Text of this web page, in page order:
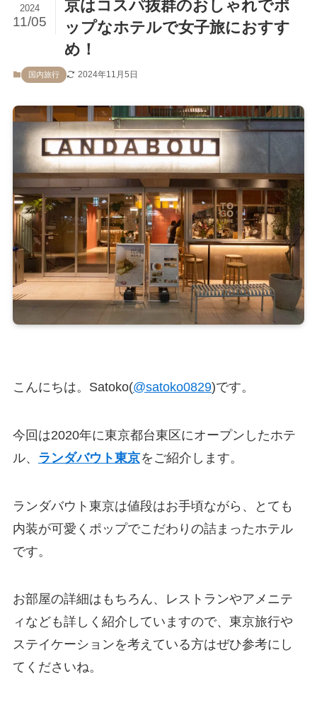
京はコスパ抜群のおしゃれでポ
ップなホテルで女子旅におすす
め！
2024
11/05
国内旅行 2024年11月5日
こんにちは。Satoko(@satoko0829)です。
今回は2020年に東京都台東区にオープンしたホテ
ル、
ランダバウト東京をご紹介します。
ランダバウト東京は値段はお手頃ながら、とても
内装が可愛くポップでこだわりの詰まったホテル
です。
お部屋の詳細はもちろん、レストランやアメニテ
ィなども詳しく紹介していますので、東京旅行や
ステイケーションを考えている方はぜひ参考にし
てくださいね。